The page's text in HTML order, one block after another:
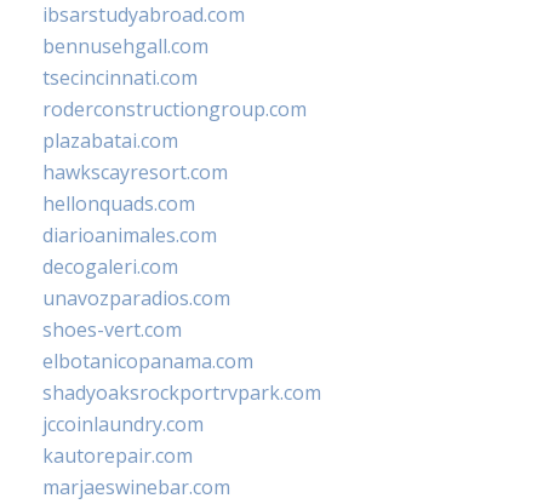
ibsarstudyabroad.com
bennusehgall.com
tsecincinnati.com
roderconstructiongroup.com
plazabatai.com
hawkscayresort.com
hellonquads.com
diarioanimales.com
decogaleri.com
unavozparadios.com
shoes-vert.com
elbotanicopanama.com
shadyoaksrockportrvpark.com
jccoinlaundry.com
kautorepair.com
marjaeswinebar.com